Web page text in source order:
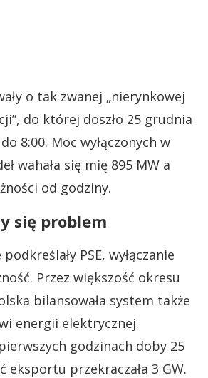
o tak zwanej „nierynkowej
do której doszło 25 grudnia
8:00. Moc wyłączonych w
wahała się mię 895 MW a
od godziny.
się problem
PSE, wyłączanie
Przez większość okresu
bilansowała system także
energii elektrycznej.
godzinach doby 25
eksportu przekraczała 3 GW.